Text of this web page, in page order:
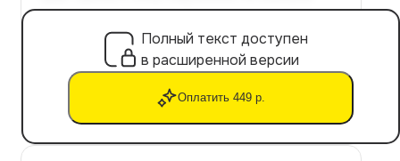
Полный текст доступен
в расширенной версии
Оплатить 449 р.